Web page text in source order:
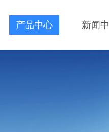
产品中心 新闻